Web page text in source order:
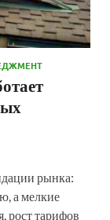
рынка:
а мелкие
рост тарифов